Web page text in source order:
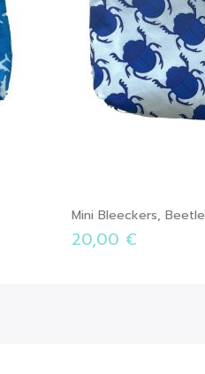
Mini Bleeckers, Beetle
20,00 €